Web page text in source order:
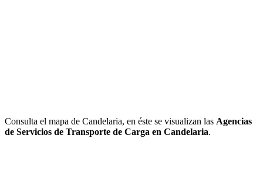
Consulta el mapa de Candelaria, en éste se visualizan las Agencias
de Servicios de Transporte de Carga en Candelaria.